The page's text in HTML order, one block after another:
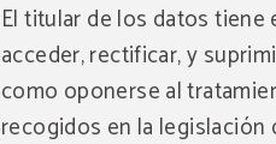
El titular de los datos
acceder, rectificar, y
como oponerse al
recogidos en la